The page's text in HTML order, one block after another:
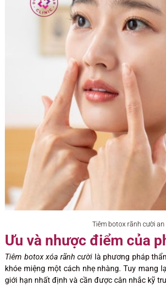
Tiêm botox rãnh cười
Ưu và nhược điểm của
Tiêm botox xóa rãnh cười là phương pháp
khóe miệng một cách nhẹ nhàng. Tuy mang
giới hạn nhất định và cần được cân nhắc kỹ